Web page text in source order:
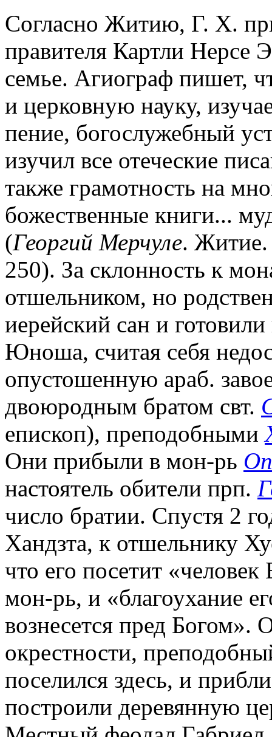
Согласно Житию, Г. Х.
правителя Картли Нерсе
семье. Агиограф пишет,
и церковную науку,
пение, богослужебный
изучил все отеческие
также грамотность на
божественные книги...
(Георгий Мерчуле.
250). За склонность к
отшельником, но
иерейский сан и
Юноша, считая себя
опустошенную араб.
двоюродным братом свт.
епископ), преподобными
Они прибыли в мон-рь
настоятель обители прп.
число братии. Спустя 2
Хандзта, к отшельнику
что его посетит
мон-рь, и «благоухание
вознесется пред Богом».
окрестности,
поселился здесь, и
построили деревянную